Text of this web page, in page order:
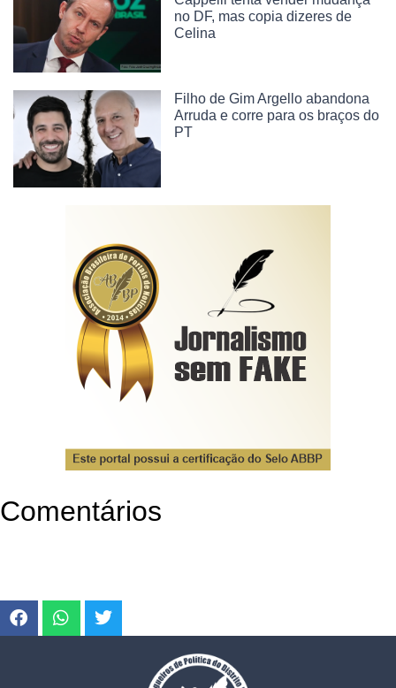
no DF, mas copia dizeres de
Celina
Filho de Gim Argello abandona
Arruda e corre para os braços do
PT
Comentários